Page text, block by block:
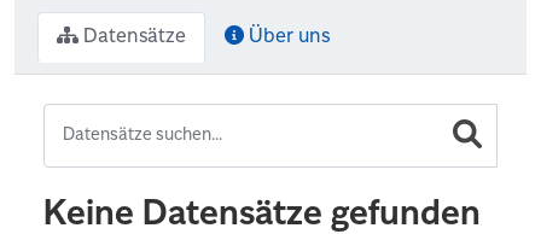
Datensätze Über uns
Keine Datensätze gefunden